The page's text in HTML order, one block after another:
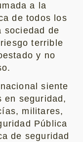
a la
de todos los
sociedad de
terrible
y no
siente
en seguridad,
militares,
Pública
de seguridad